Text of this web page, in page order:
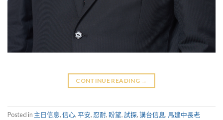
CONTINUE READING →
Posted in 主日信息,信心,平安, 忍耐, 盼望,試探,講台信息, 馬建中長老